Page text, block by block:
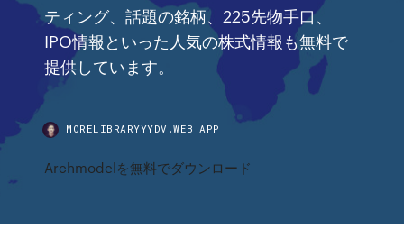
ティング、話題の銘柄、225先物手口、
IPO情報といった人気の株式情報も無料で
提供しています。
MORELIBRARYYYDV.WEB.APP
Archmodelを無料でダウンロード